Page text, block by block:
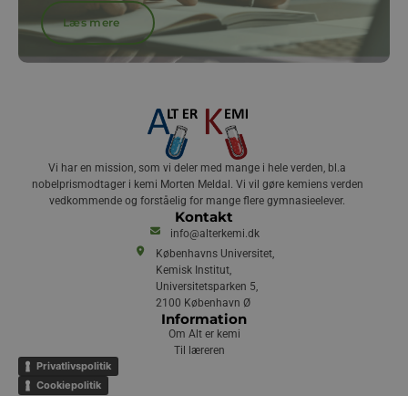
Læs mere
Vi har en mission, som vi deler med mange i hele verden, bl.a
nobelprismodtager i kemi Morten Meldal. Vi vil gøre kemiens verden
vedkommende og forståelig for mange flere gymnasieelever.
Kontakt
info@alterkemi.dk
Københavns Universitet,
Kemisk Institut,
Universitetsparken 5,
2100 København Ø
Information
Om Alt er kemi
Til læreren
Privatlivspolitik
Cookiepolitik